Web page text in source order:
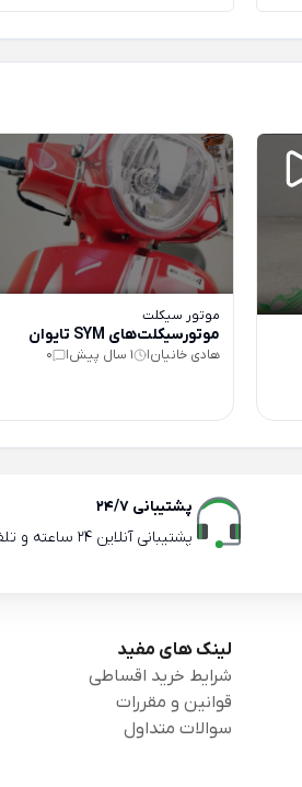
موتور سیکلت
موتورسیکلت‌های SYM تایوان
هادی خانیان| 1 سال پیش |
0
پشتیبانی 24/7
پشتیبانی آنلاین 24 ساعته و تلفنی ساعات اداری
لینک های مفید
شرایط خرید اقساطی
قوانین و مقررات
سوالات متداول